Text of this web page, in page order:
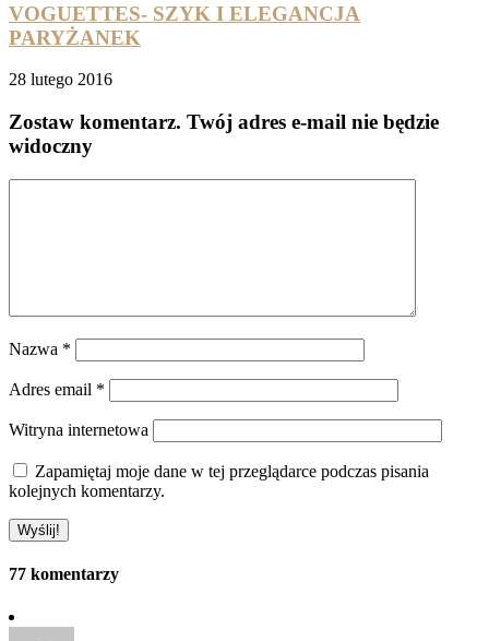
VOGUETTES- SZYK I ELEGANCJA
PARYŻANEK
28 lutego 2016
Zostaw komentarz. Twój adres e-mail nie będzie
widoczny
Nazwa *
Adres email *
Witryna internetowa
Zapamiętaj moje dane w tej przeglądarce podczas pisania
kolejnych komentarzy.
77 komentarzy